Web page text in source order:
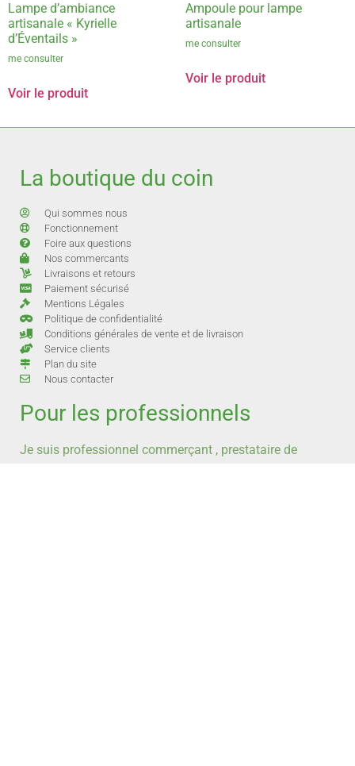
Lampe d’ambiance
artisanale « Kyrielle
d’Éventails »
me consulter
Voir le produit
Ampoule pour lampe
artisanale
me consulter
Voir le produit
La boutique du coin
Qui sommes nous
Fonctionnement
Foire aux questions
Nos commercants
Livraisons et retours
Paiement sécurisé
Mentions Légales
Politique de confidentialité
Conditions générales de vente et de livraison
Service clients
Plan du site
Nous contacter
Pour les professionnels
Je suis professionnel commerçant , prestataire de